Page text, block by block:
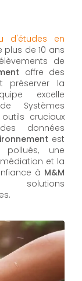
d'études en
plus de 10 ans
de
offre des
préserver la
excelle
Systèmes
cruciaux
données
est
une
et la
à M&M